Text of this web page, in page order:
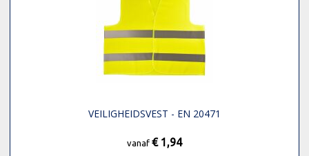
VEILIGHEIDSVEST - EN 20471
vanaf € 1,94